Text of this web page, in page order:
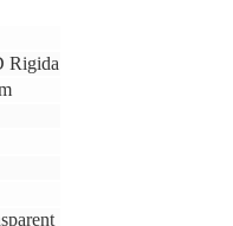
Rigida